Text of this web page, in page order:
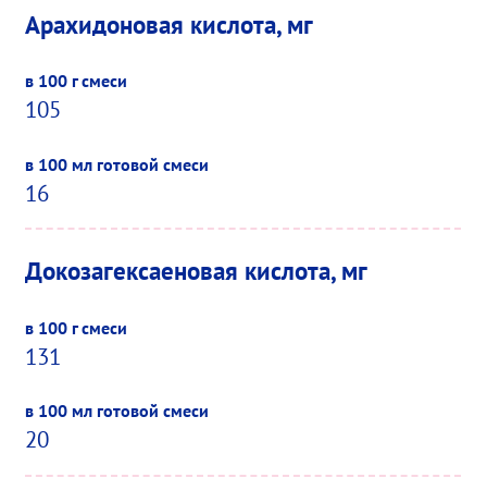
Арахидоновая кислота, мг
105
16
Докозагексаеновая кислота, мг
131
20